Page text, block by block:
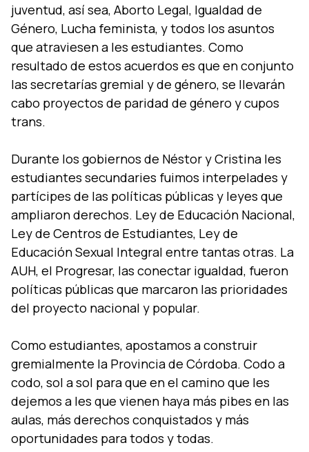
juventud, así sea, Aborto Legal, Igualdad de
Género, Lucha feminista, y todos los asuntos
que atraviesen a les estudiantes. Como
resultado de estos acuerdos es que en conjunto
las secretarías gremial y de género, se llevarán
cabo proyectos de paridad de género y cupos
trans.
Durante los gobiernos de Néstor y Cristina les
estudiantes secundaries fuimos interpelades y
partícipes de las políticas públicas y leyes que
ampliaron derechos. Ley de Educación Nacional,
Ley de Centros de Estudiantes, Ley de
Educación Sexual Integral entre tantas otras. La
AUH, el Progresar, las conectar igualdad, fueron
políticas públicas que marcaron las prioridades
del proyecto nacional y popular.
Como estudiantes, apostamos a construir
gremialmente la Provincia de Córdoba. Codo a
codo, sol a sol para que en el camino que les
dejemos a les que vienen haya más pibes en las
aulas, más derechos conquistados y más
oportunidades para todos y todas.